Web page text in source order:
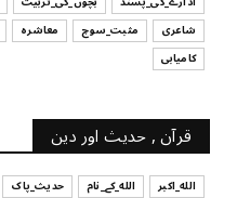
شاعری
مثبت_سوچ معاشرہ
کامیابی
قرآن , حدیث اور دین
الله_اکبر الله_کے_نام حدیث_پاک